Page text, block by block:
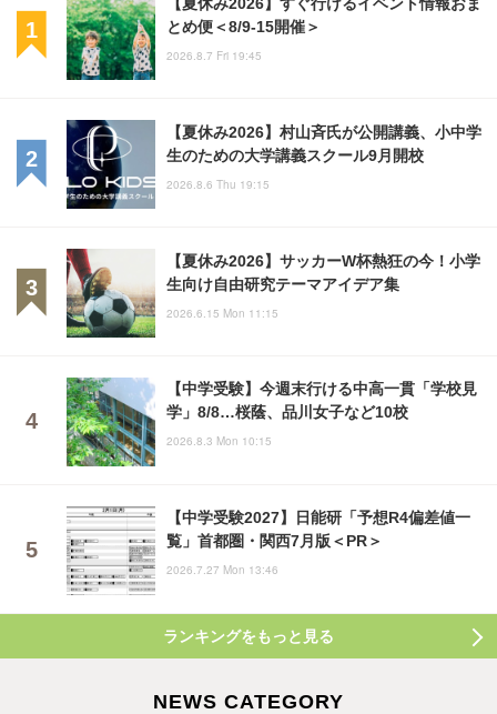
とめ便＜8/9-15開催＞
2026.8.7 Fri 19:45
【夏休み2026】村山斉氏が公開講義、小中学
生のための大学講義スクール9月開校
2026.8.6 Thu 19:15
【夏休み2026】サッカーW杯熱狂の今！小学
生向け自由研究テーマアイデア集
2026.6.15 Mon 11:15
【中学受験】今週末行ける中高一貫「学校見
学」8/8…桜蔭、品川女子など10校
2026.8.3 Mon 10:15
【中学受験2027】日能研「予想R4偏差値一
覧」首都圏・関西7月版＜PR＞
2026.7.27 Mon 13:46
ランキングをもっと見る
NEWS CATEGORY